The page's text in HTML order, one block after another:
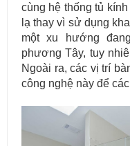
cùng hệ thống tủ
lạ thay vì sử dụng
một xu hướng
phương Tây, tuy
Ngoài ra, các vị trí
công nghệ này để